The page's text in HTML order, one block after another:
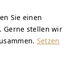
Sie einen
Gerne stellen wir
Setzen